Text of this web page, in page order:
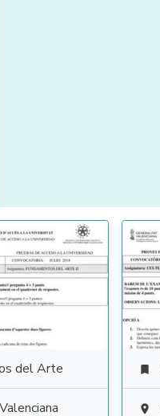
del Arte 
